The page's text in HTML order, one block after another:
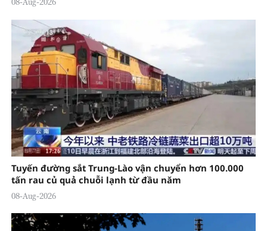
Tuyến đường sắt Trung-Lào vận chuyển hơn 100.000
tấn rau củ quả chuỗi lạnh từ đầu năm
08-Aug-2026